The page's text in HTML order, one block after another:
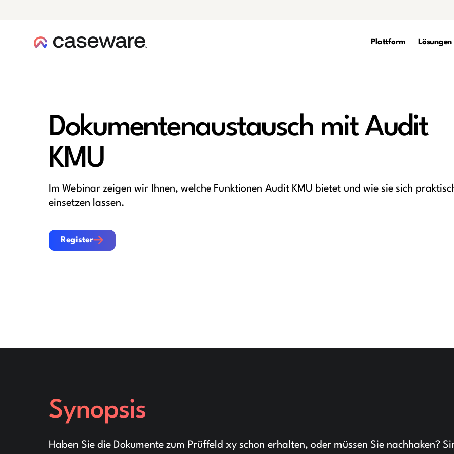
Plattform Lösungen
Dokumentenaustausch mit Audit
KMU
Im Webinar zeigen wir Ihnen, welche Funktionen Audit KMU bietet und wie sie sich
einsetzen lassen.
Register
Register
Synopsis
Haben Sie die Dokumente zum Prüffeld xy schon erhalten, oder müssen Sie nachhaken?